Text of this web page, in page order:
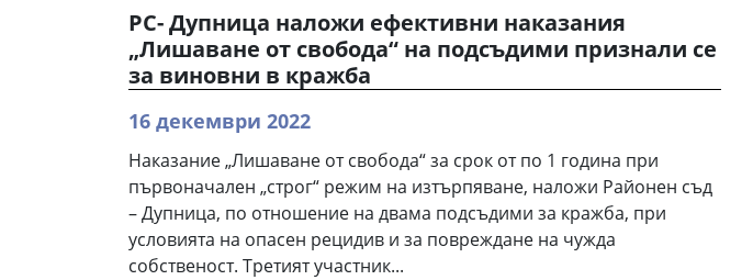
РС- Дупница наложи ефективни наказания
„Лишаване от свобода“ на подсъдими признали се
за виновни в кражба
16 декември 2022
Наказание „Лишаване от свобода“ за срок от по 1 година при
първоначален „строг“ режим на изтърпяване, наложи Районен съд
– Дупница, по отношение на двама подсъдими за кражба, при
условията на опасен рецидив и за повреждане на чужда
собственост. Третият участник...